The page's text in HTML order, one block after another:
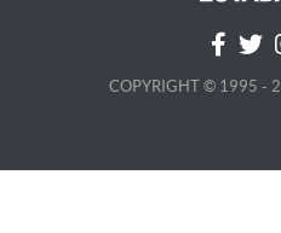
COPYRIGHT © 1995 -